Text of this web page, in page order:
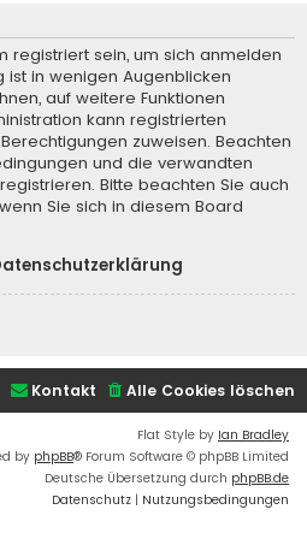
registriert sein, um sich anmelden
ist in wenigen Augenblicken
auf weitere Funktionen
kann registrierten
zuweisen. Beachten
und die verwandten
Bitte beachten Sie auch
Sie sich in diesem Board
Alle Cookies löschen
Kontakt
Flat Style by Ian Bradley
by phpBB® Forum Software © phpBB Limited
Deutsche Übersetzung durch phpBB.de
Datenschutz | Nutzungsbedingungen